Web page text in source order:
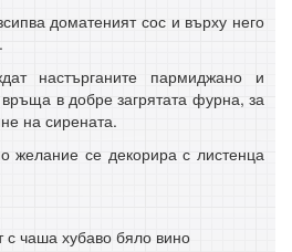
доматеният сос и върху него
настърганите пармиджано и
в добре загрятата фурна, за
на сирената.
желание се декорира с листенца
чаша хубаво бяло вино